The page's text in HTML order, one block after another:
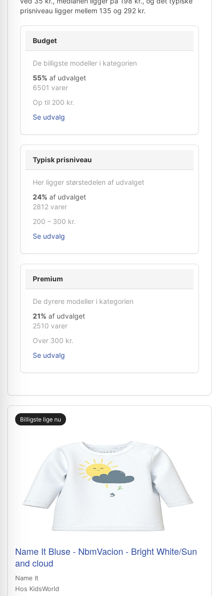
prisniveau ligger mellem 135 og 292 kr.
Budget
De billigste modeller i kategorien
55% af udvalget
6501 varer
Op til 200 kr.
Se udvalg
Typisk prisniveau
Her ligger størstedelen af udvalget
24% af udvalget
2812 varer
200 – 300 kr.
Se udvalg
Premium
De dyrere modeller i kategorien
21% af udvalget
2510 varer
Over 300 kr.
Se udvalg
Billigste lige nu
Name It Bluse - NbmVacion - Bright White/Sun
and cloud
Name It
Hos KidsWorld